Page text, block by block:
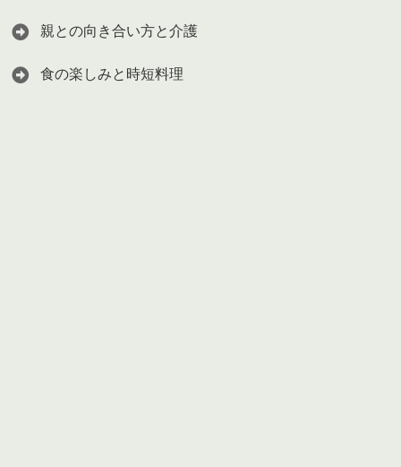
親との向き合い方と介護
食の楽しみと時短料理